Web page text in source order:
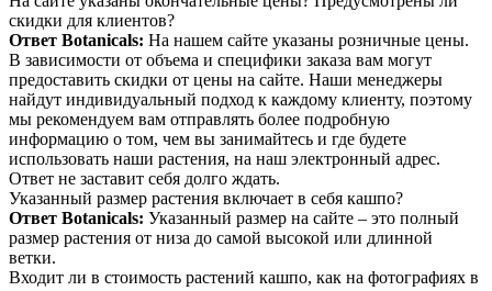
скидки для клиентов?
Ответ Botanicals: На нашем сайте указаны розничные цены.
В зависимости от объема и специфики заказа вам могут
предоставить скидки от цены на сайте. Наши менеджеры
найдут индивидуальный подход к каждому клиенту, поэтому
мы рекомендуем вам отправлять более подробную
информацию о том, чем вы занимайтесь и где будете
использовать наши растения, на наш электронный адрес.
Ответ не заставит себя долго ждать.
Указанный размер растения включает в себя кашпо?
Ответ Botanicals: Указанный размер на сайте – это полный
размер растения от низа до самой высокой или длинной
ветки.
Входит ли в стоимость растений кашпо, как на фотографиях в